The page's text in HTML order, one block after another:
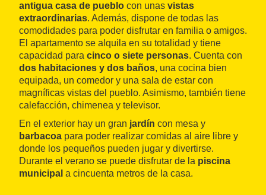
antigua casa de pueblo con unas vistas
extraordinarias. Además, dispone de todas las
comodidades para poder disfrutar en familia o amigos.
El apartamento se alquila en su totalidad y tiene
capacidad para cinco o siete personas. Cuenta con
dos habitaciones y dos baños, una cocina bien
equipada, un comedor y una sala de estar con
magníficas vistas del pueblo. Asimismo, también tiene
calefacción, chimenea y televisor.
En el exterior hay un gran jardín con mesa y
barbacoa para poder realizar comidas al aire libre y
donde los pequeños pueden jugar y divertirse.
Durante el verano se puede disfrutar de la piscina
municipal a cincuenta metros de la casa.